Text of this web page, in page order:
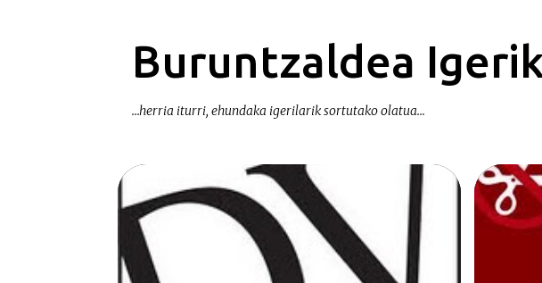
Buruntzaldea
...herria iturri, ehundaka igerilarik sortutako olatua...
E
t
r
PRENTSA | PRENSA